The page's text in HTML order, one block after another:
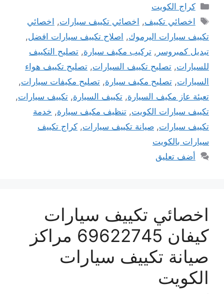
التصنيفات
كراج الكويت
الوسوم
اخصائي تكييف, اخصائي تكييف سيارات, اخصائي
تكييف سيارات اليرموك, اصلاح تكييف سيارات افضل,
تبديل كمبروسر , تركيب مكيف سيارة, تصليح التكييف
للسيارات, تصليح تكييف السيارات, تصليح تكييف هواء
السيارات, تصليح مكيف سيارة, تصليح مكيفات سيارات,
تعبئة عاز مكيف السيارة, تكييف السيارة, تكييف سيارات,
تكييف سيارات الكويت, تنظيف مكيف سيارة, خدمة
تكييف سيارات, صيانة تكييف سيارات, كراج تكييف
سيارات بالكويت
أضف تعليق
اخصائي تكييف سيارات
كيفان 69622745 مراكز
صيانة تكييف سيارات
الكويت